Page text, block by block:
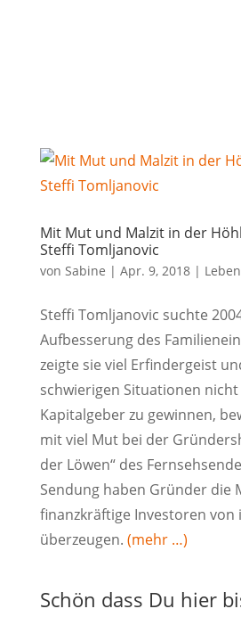
Mit Mut und Malzit in der
Steffi Tomljanovic
von Sabine | Apr. 9, 2018|
Steffi Tomljanovic suchte
Aufbesserung des
zeigte sie viel Erfindergeist
schwierigen Situationen nicht
Kapitalgeber zu gewinnen,
mit viel Mut bei der
der Löwen“ des
Sendung haben Gründer die
finanzkräftige Investoren von
überzeugen. (mehr …)
Schön dass Du hier